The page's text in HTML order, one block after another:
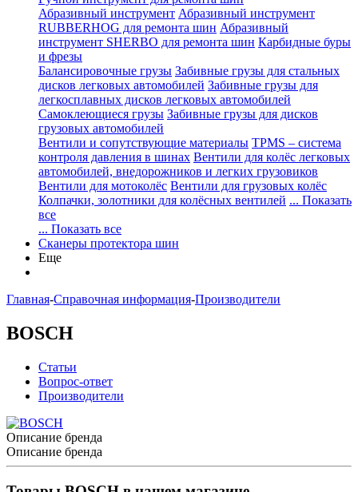
Абразивный инструмент Абразивный инструмент
RUBBERHOG для ремонта шин Абразивный
инструмент SHERBO для ремонта шин Карбидные буры
и фрезы
Балансировочные грузы Забивные грузы для стальных
дисков легковых автомобилей Забивные грузы для
легкосплавных дисков легковых автомобилей
Самоклеющиеся грузы Забивные грузы для дисков
грузовых автомобилей
Вентили и сопутствующие материалы TPMS – система
контроля давления в шинах Вентили для колёс легковых
автомобилей, внедорожников и легких грузовиков
Вентили для мотоколёс Вентили для грузовых колёс
Колпачки, золотники для колёсных вентилей ... Показать
все
... Показать все
Сканеры протектора шин
Еще
Главная-Справочная информация-Производители
BOSCH
Статьи
Вопрос-ответ
Производители
Описание бренда
Описание бренда